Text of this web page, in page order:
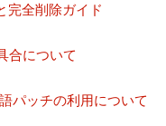
完全削除ガイド
合について
語パッチの利用について